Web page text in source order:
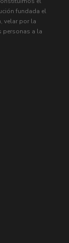
fundada el
velar por la
personas a la